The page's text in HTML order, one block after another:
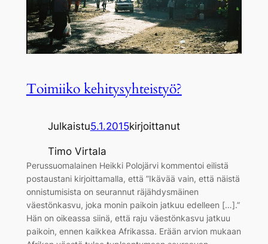
Toimiiko kehitysyhteistyö?
Julkaistu5.1.2015kirjoittanut
Timo Virtala
Perussuomalainen Heikki Polojärvi kommentoi eilistä
postaustani kirjoittamalla, että ”Ikävää vain, että näistä
onnistumisista on seurannut räjähdysmäinen
väestönkasvu, joka monin paikoin jatkuu edelleen […].”
Hän on oikeassa siinä, että raju väestönkasvu jatkuu
paikoin, ennen kaikkea Afrikassa. Erään arvion mukaan